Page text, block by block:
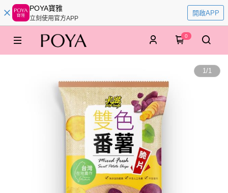
POYA寶雅
立刻使用官方APP
開啟APP
0
1/1